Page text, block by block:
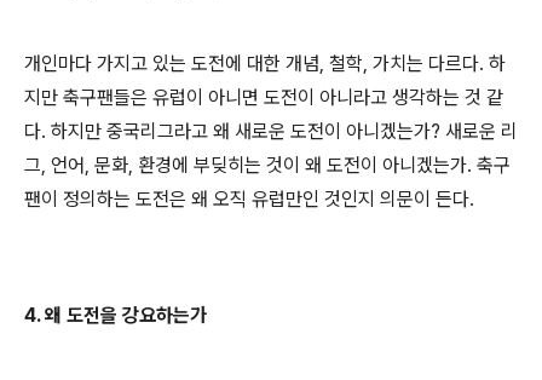
개인마다 가지고 있는 도전에 대한 개념, 철학, 가치는 다르다. 하
지만 축구팬들은 유럽이 아니면 도전이 아니라고 생각하는 것 같
다. 하지만 중국리그라고 왜 새로운 도전이 아니겠는가? 새로운 리
그, 언어, 문화, 환경에 부딪히는 것이 왜 도전이 아니겠는가. 축구
팬이 정의하는 도전은 왜 오직 유럽만인 것인지 의문이 든다.
4. 왜 도전을 강요하는가